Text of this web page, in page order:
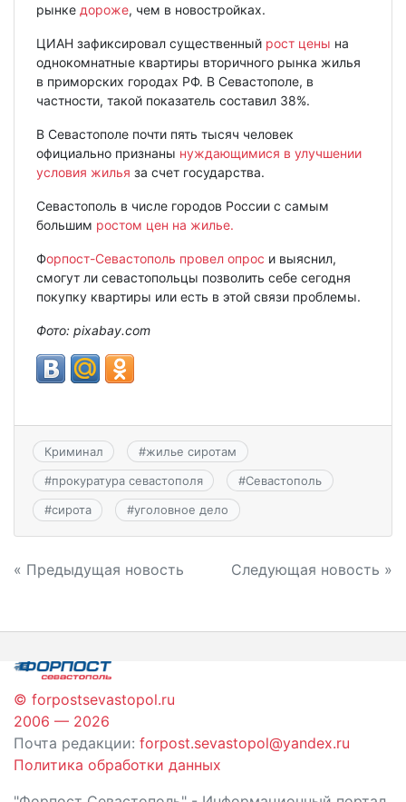
рынке дороже, чем в новостройках.
ЦИАН зафиксировал существенный рост цены на
однокомнатные квартиры вторичного рынка жилья
в приморских городах РФ. В Севастополе, в
частности, такой показатель составил 38%.
В Севастополе почти пять тысяч человек
официально признаны нуждающимися в улучшении
условия жилья за счет государства.
Севастополь в числе городов России с самым
большим ростом цен на жилье.
Форпост-Севастополь провел опрос и выяснил,
смогут ли севастопольцы позволить себе сегодня
покупку квартиры или есть в этой связи проблемы.
Фото: pixabay.com
Криминал #жилье сиротам
#прокуратура севастополя #Севастополь
#сирота #уголовное дело
Навигация
записям
« Предыдущая новость Следующая новость »
© forpostsevastopol.ru
2006 — 2026
Почта редакции: forpost.sevastopol@yandex.ru
Политика обработки данных